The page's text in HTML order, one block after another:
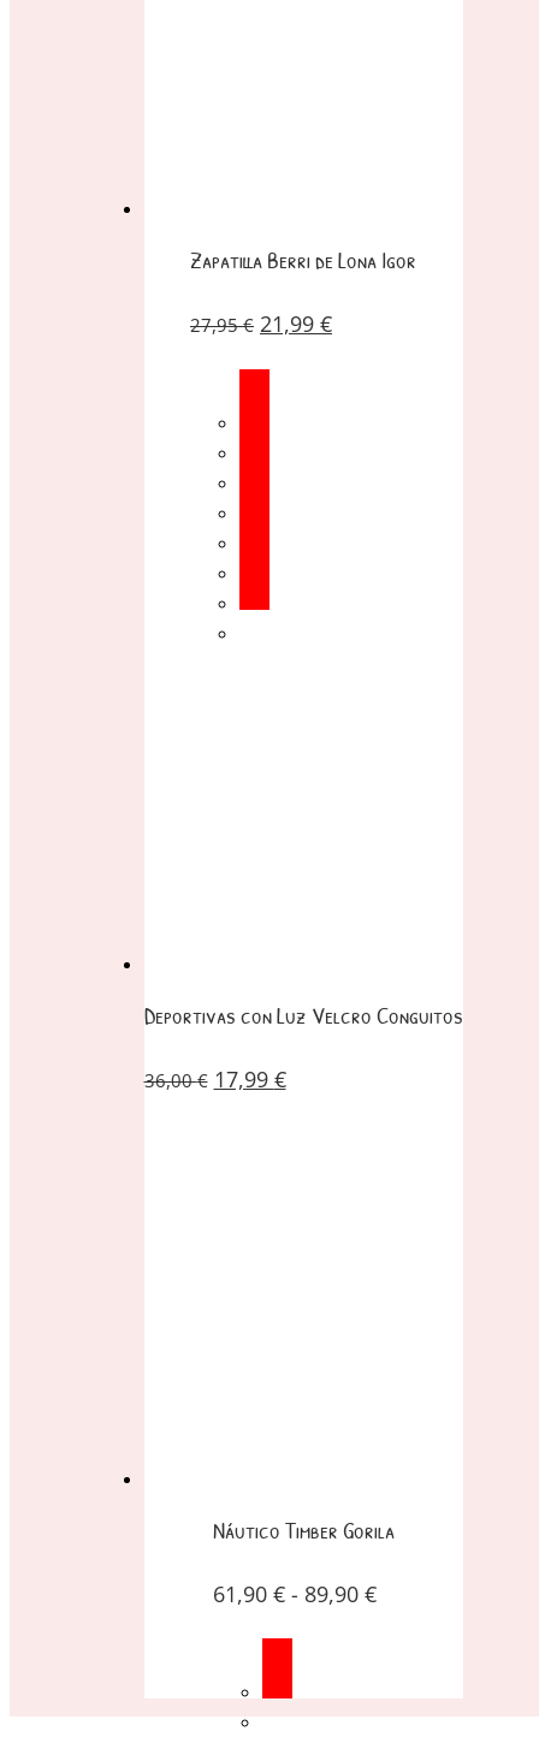
Zapatilla Berri de Lona Igor
27,95€ 21,99 €
Deportivas con Luz Velcro Conguitos
36,00€ 17,99 €
Náutico Timber Gorila
61,90 € - 89,90 €